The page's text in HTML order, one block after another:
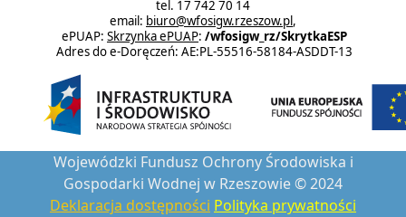
tel. 17 742 70 14
email: biuro@wfosigw.rzeszow.pl,
ePUAP: Skrzynka ePUAP: /wfosigw_rz/SkrytkaESP
Adres do e-Doręczeń: AE:PL-55516-58184-ASDDT-13
Wojewódzki Fundusz Ochrony Środowiska i
Gospodarki Wodnej w Rzeszowie © 2024
Deklaracja dostępności Polityka prywatności